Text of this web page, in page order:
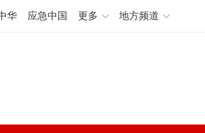
华 应急中国 更多 地方频道